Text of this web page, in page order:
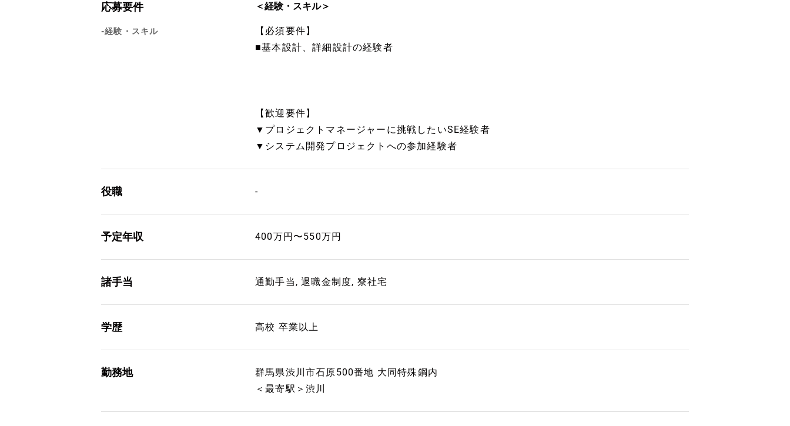
応募要件
-経験・スキル
＜経験・スキル＞
【必須要件】
■基本設計、詳細設計の経験者
【歓迎要件】
▼プロジェクトマネージャーに挑戦したいSE経験者
▼システム開発プロジェクトへの参加経験者
役職 -
予定年収 400万円〜550万円
諸手当 通勤手当, 退職金制度, 寮社宅
学歴 高校 卒業以上
勤務地
群馬県渋川市石原500番地 大同特殊鋼内
＜最寄駅＞渋川